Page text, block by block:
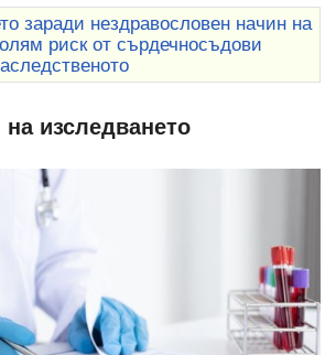
заради нездравословен начин на
риск от сърдечносъдови
изследването